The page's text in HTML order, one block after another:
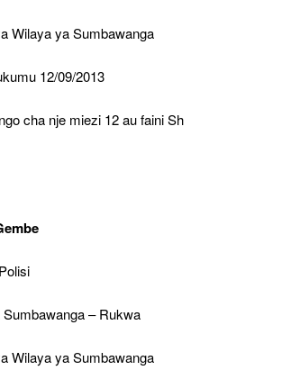
Wilaya ya Sumbawanga
12/09/2013
cha nje miezi 12 au faini Sh
– Rukwa
Wilaya ya Sumbawanga